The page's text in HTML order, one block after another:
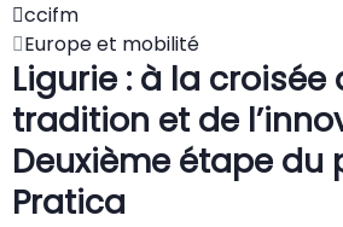
ccifm
Europe et mobilité
Ligurie : à la croisée
tradition et de
Deuxième étape du
Pratica